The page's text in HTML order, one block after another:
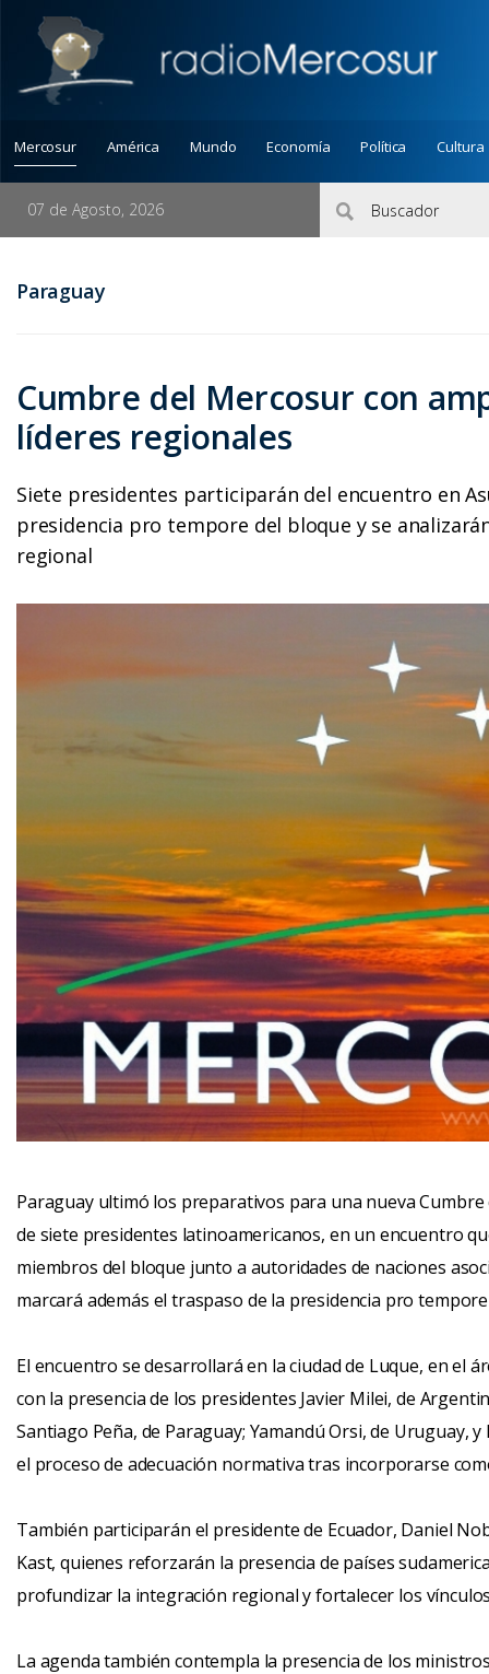
Mercosur América Mundo Economía Política Cultura
07 de Agosto, 2026
Paraguay
Cumbre del Mercosur con
líderes regionales
Siete presidentes participarán del encuentro en
presidencia pro tempore del bloque y se
regional
Paraguay ultimó los preparativos para una nueva
de siete presidentes latinoamericanos, en un encuentro
miembros del bloque junto a autoridades de naciones
marcará además el traspaso de la presidencia pro
El encuentro se desarrollará en la ciudad de Luque, en el
con la presencia de los presidentes Javier Milei, de
Santiago Peña, de Paraguay; Yamandú Orsi, de Uruguay,
el proceso de adecuación normativa tras incorporarse
También participarán el presidente de Ecuador, Daniel
Kast, quienes reforzarán la presencia de países
profundizar la integración regional y fortalecer los
La agenda también contempla la presencia de los